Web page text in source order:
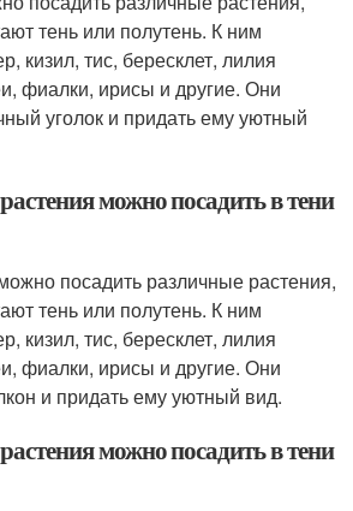
тень или полутень. К ним
кизил, тис, бересклет, лилия
фиалки, ирисы и другие. Они
уголок и придать ему уютный
можно посадить в тени
посадить различные растения,
тень или полутень. К ним
кизил, тис, бересклет, лилия
фиалки, ирисы и другие. Они
и придать ему уютный вид.
можно посадить в тени